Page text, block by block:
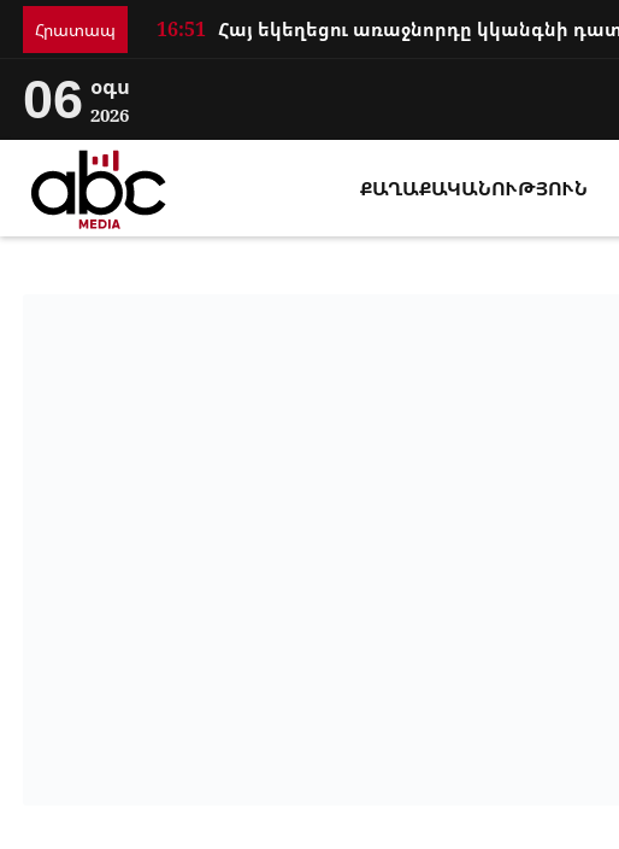
Հրատապ 16:51
06 օգս
2026
ՔԱՂԱՔԱԿԱՆՈՒԹՅՈՒՆ